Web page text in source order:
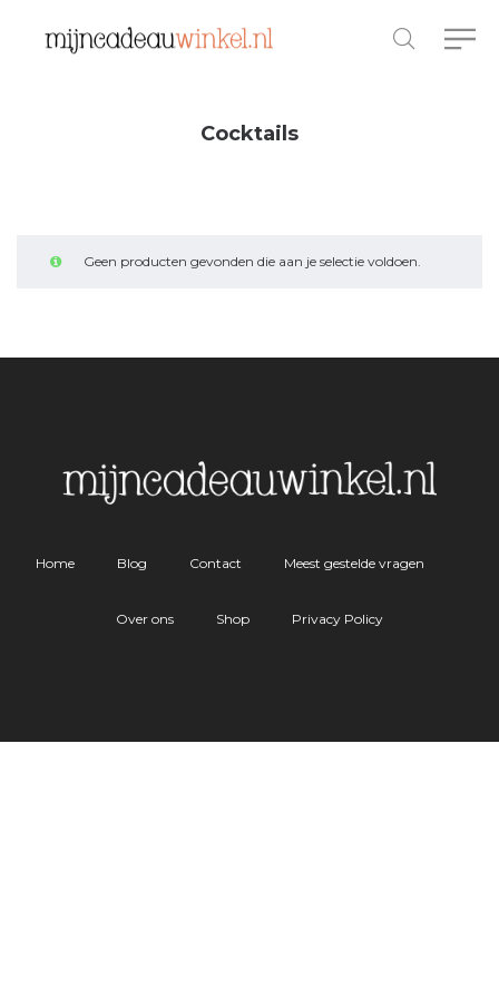
Cocktails
Geen producten gevonden die aan je selectie voldoen.
Home Blog Contact Meest gestelde vragen
Over ons Shop Privacy Policy